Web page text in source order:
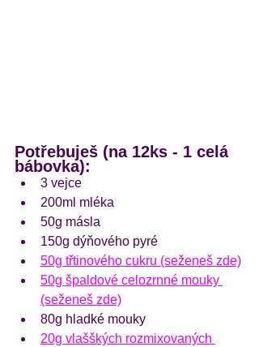
Potřebuješ (na 12ks - 1 celá
bábovka):
3 vejce
200ml mléka
50g másla
150g dýňového pyré
50g třtinového cukru (seženeš zde)
50g špaldové celozrnné mouky
(seženeš zde)
80g hladké mouky
20g vlašškých rozmixovaných